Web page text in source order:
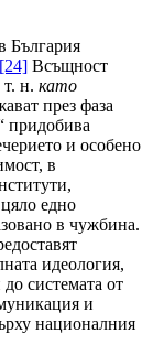
България
[24] Всъщност
н. като
през фаза
придобива
и особено
в
едно
в чужбина.
идеология,
системата от
и
националния